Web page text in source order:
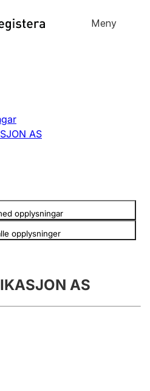
til
Meny
AS
opplysningar
opplysninger
AS